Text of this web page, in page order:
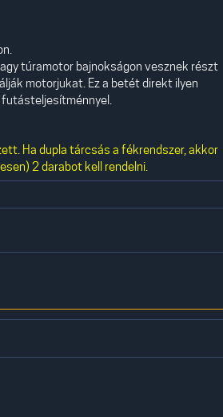
túramotor bajnokságon vesznek részt
motorjukat. Ez a betét direkt ilyen
Ha dupla tárcsás a fékrendszer, akkor
2 darabot kell rendelni.